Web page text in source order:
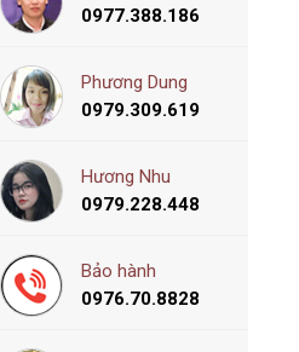
0977.388.186
Phương Dung
0979.309.619
Hương Nhu
0979.228.448
Bảo hành
0976.70.8828